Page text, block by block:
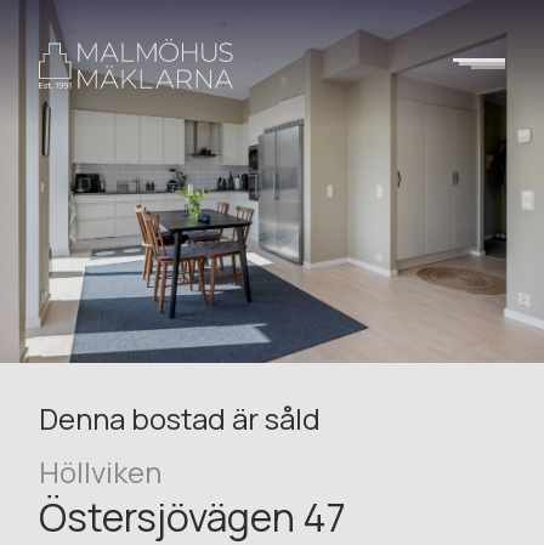
Denna bostad är såld
Höllviken
Östersjövägen 47